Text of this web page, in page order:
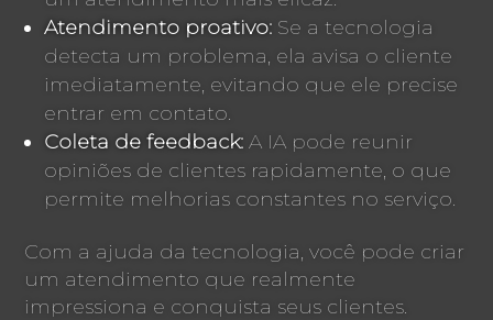
Atendimento proativo: Se a tecnologia
detecta um problema, ela avisa o cliente
imediatamente, evitando que ele precise
entrar em contato.
Coleta de feedback: A IA pode reunir
opiniões de clientes rapidamente, o que
permite melhorias constantes no serviço.
Com a ajuda da tecnologia, você pode criar
um atendimento que realmente
impressiona e conquista seus clientes.